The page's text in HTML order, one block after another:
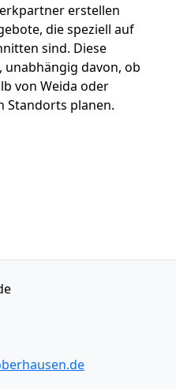
erstellen
die speziell auf
sind. Diese
davon, ob
von Weida oder
Standorts planen.